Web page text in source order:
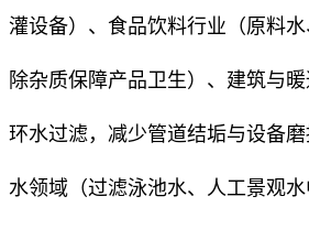
灌设备）、食品饮料行业（原料
除杂质保障产品卫生）、建筑与
环水过滤，减少管道结垢与设备
水领域（过滤泳池水、人工景观